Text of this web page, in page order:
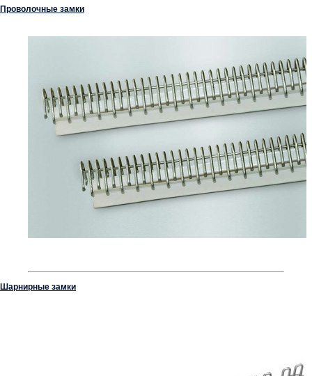
Проволочные замки
Шарнирные замки